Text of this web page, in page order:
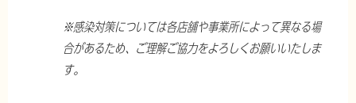
※感染対策については各店舗や事業所によって異なる場
合があるため、ご理解ご協力をよろしくお願いいたしま
す。